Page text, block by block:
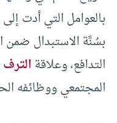
بالعوامل التي أدت
بسُنَّة الاستبدال ضمن
التدافع، وعلاقةالترف
المجتمعي ووظائفه